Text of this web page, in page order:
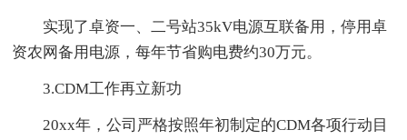
实现了卓资一、二号站35kV电源互联备用，停用卓
资农网备用电源，每年节省购电费约30万元。
3.CDM工作再立新功
20xx年，公司严格按照年初制定的CDM各项行动目